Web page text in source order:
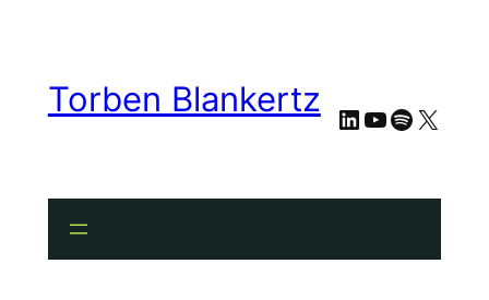
Torben Blankertz LinkedIn
YouTube
Spotify
X